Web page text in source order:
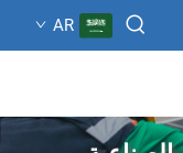
AR